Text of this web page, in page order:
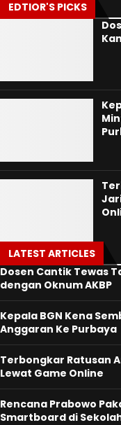
EDTIOR'S PICKS
LATEST ARTICLES
Dosen Cantik Tewas
dengan Oknum AKBP
Kepala BGN Kena
Anggaran Ke Purbaya
Terbongkar Ratusan
Lewat Game Online
Rencana Prabowo
Smartboard di